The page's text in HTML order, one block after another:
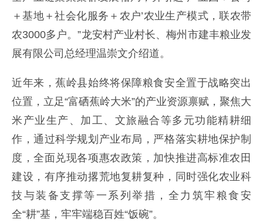
＋基地＋社会化服务＋农户’农业生产模式，联农带
农3000多户。”龙安村产业村长、梅州市建丰粮业发
展有限公司总经理温崇文介绍道。
近年来，蕉岭县始终将保障粮食安全置于战略突出
位置，立足“富硒蕉岭大米”的产业资源禀赋，聚焦大
米产业生产、加工、文旅融合等多元功能精耕细
作，通过科学规划产业布局，严格落实耕地保护制
度，全面兑现各项惠农政策，加快推进高标准农田
建设，有序推动撂荒地复耕复种，同时强化农业科
技与装备支撑等一系列举措，全力筑牢粮食安
全“耕”基，牢牢端稳百姓“饭碗”。